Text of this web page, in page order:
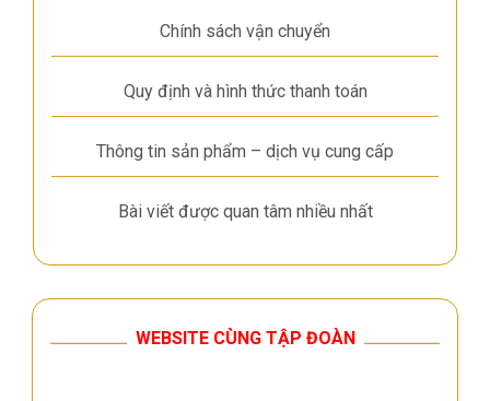
Chính sách vận chuyển
Quy định và hình thức thanh toán
Thông tin sản phẩm – dịch vụ cung cấp
Bài viết được quan tâm nhiều nhất
WEBSITE CÙNG TẬP ĐOÀN